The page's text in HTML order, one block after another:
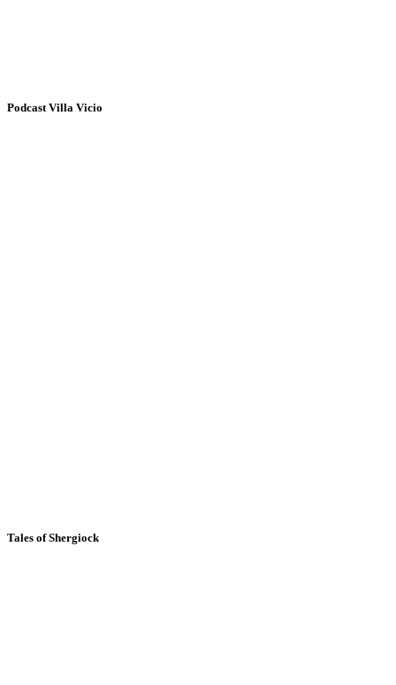
Podcast Villa Vicio
Tales of Shergiock